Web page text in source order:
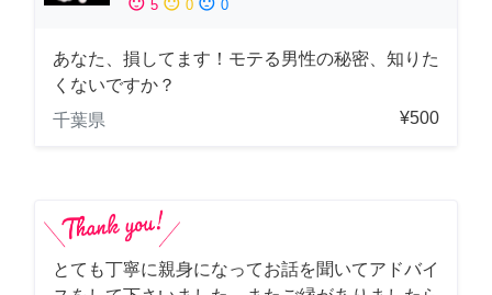
5 0 0
あなた、損してます！モテる男性の秘密、知りた
くないですか？
千葉県
¥500
とても丁寧に親身になってお話を聞いてアドバイ